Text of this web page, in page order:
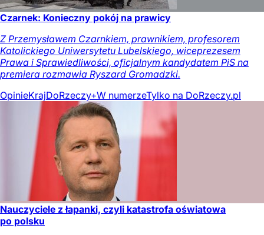
Czarnek: Konieczny pokój na prawicy
Z Przemysławem Czarnkiem, prawnikiem, profesorem
Katolickiego Uniwersytetu Lubelskiego, wiceprezesem
Prawa i Sprawiedliwości, oficjalnym kandydatem PiS na
premiera rozmawia Ryszard Gromadzki.
OpinieKrajDoRzeczy+W numerzeTylko na DoRzeczy.pl
Nauczyciele z łapanki, czyli katastrofa oświatowa
po polsku